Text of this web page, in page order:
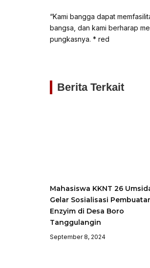
“Kami bangga dapat
bangsa, dan kami berharap
pungkasnya. * red
Berita Terkait
Mahasiswa KKNT 26
Gelar Sosialisasi
Enzyim di Desa Boro
Tanggulangin
September 8, 2024